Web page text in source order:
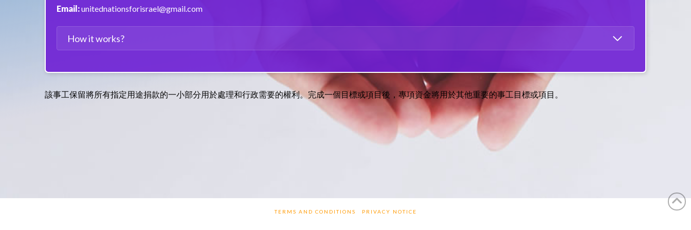
Email:unitednationsforisrael@gmail.com
How it works?
該事工保留將所有指定用途捐款的一小部分用於處理和行政需要的權利。完成一個目標或項目後，專項資金將用於其他重要的事工目標或項目。
TERMS AND CONDITIONS PRIVACY NOTICE